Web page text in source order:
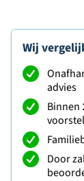
Wij
advies
Binnen
Door